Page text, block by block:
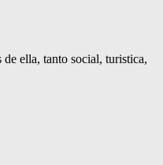
ella, tanto social, turistica,